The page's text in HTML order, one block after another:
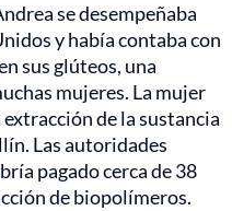
se desempeñaba
y había contaba con
sus glúteos, una
mujeres. La mujer
de la sustancia
Las autoridades
pagado cerca de 38
de biopolímeros.